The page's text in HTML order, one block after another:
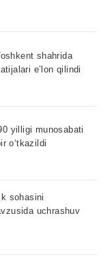
shahrida
e’lon qilindi
yilligi munosabati
o‘tkazildi
sohasini
uchrashuv